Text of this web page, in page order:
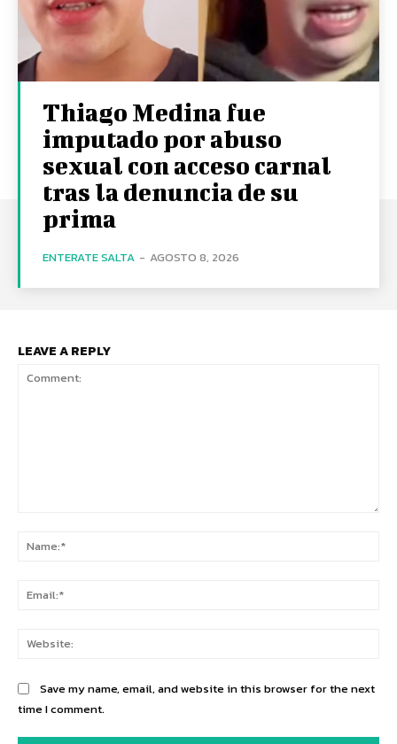
Thiago Medina fue
imputado por abuso
sexual con acceso carnal
tras la denuncia de su
prima
ENTERATE SALTA - AGOSTO 8, 2026
LEAVE A REPLY
Save my name, email, and website in this browser for the next
time I comment.